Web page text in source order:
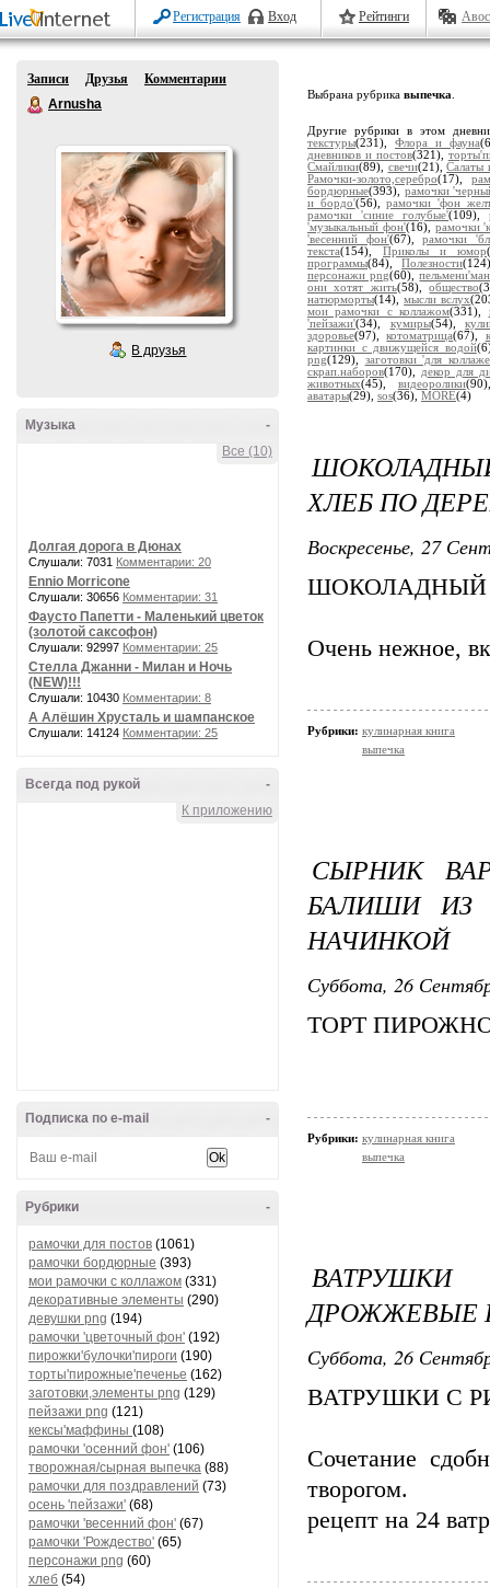
Регистрация Вход Рейтинги
Записи Друзья
Комментарии
Arnusha
В друзья
-
Музыка
Все (10)
Долгая дорога в Дюнах
Слушали: 7031 Комментарии: 20
Ennio Morricone
Слушали: 30656 Комментарии: 31
Фаусто Папетти - Маленький цветок
(золотой саксофон)
Слушали: 92997 Комментарии: 25
Стелла Джанни - Милан и Ночь
(NEW)!!!
Слушали: 10430 Комментарии: 8
А Алёшин Хрусталь и шампанское
Слушали: 14124 Комментарии: 25
-
Всегда под рукой
К приложению
-
Подписка по e-mail
-
Рубрики
рамочки для постов (1061)
рамочки бордюрные (393)
мои рамочки с коллажом (331)
декоративные элементы (290)
девушки png (194)
рамочки 'цветочный фон' (192)
пирожки'булочки'пироги (190)
торты'пирожные'печенье (162)
заготовки,элементы png (129)
пейзажи png (121)
кексы'маффины (108)
рамочки 'осенний фон' (106)
творожная/сырная выпечка (88)
рамочки для поздравлений (73)
осень 'пейзажи' (68)
рамочки 'весенний фон' (67)
рамочки 'Рождество' (65)
персонажи png (60)
хлеб (54)
Выбрана рубрика выпечка
Другие рубрики в этом
текстуры(231), Флора и фауна
дневников и постов(321),
Смайлики(89), свечи(21),Салаты
Рамочки-золото,серебро(17),
бордюрные(393), рамочки
и бордо'(56),рамочки 'фон
рамочки 'синие голубые'(109),
'музыкальный фон'(16), рамочки
'весенний фон'(67),рамочки
текста(154), Приколы и юмор
программы(84),Полезности
персонажи png(60),
они хотят жить(58),общество
натюрморты(14),мысли вслух
мои рамочки с коллажом(331),
'пейзажи'(34), кумиры(54),
здоровье(97),котоматрица(67),
картинки с движущейся водой
png(129), заготовки 'для
скрап.наборов(170), декор для
животных(45), видеоролики
аватары(29), sos(36), MORE(4)
ХЛЕБ ПО
Воскресенье, 27
ШОКОЛАДНЫЙ
Очень нежное,
Рубрики: кулинарная книга
выпечка
СЫРНИК
БАЛИШИ ИЗ
НАЧИНКОЙ
Суббота, 26
ТОРТ
Рубрики: кулинарная книга
выпечка
ДРОЖЖЕВЫЕ
Суббота, 26
ВАТРУШКИ С
Сочетание
творогом.
рецепт на 24